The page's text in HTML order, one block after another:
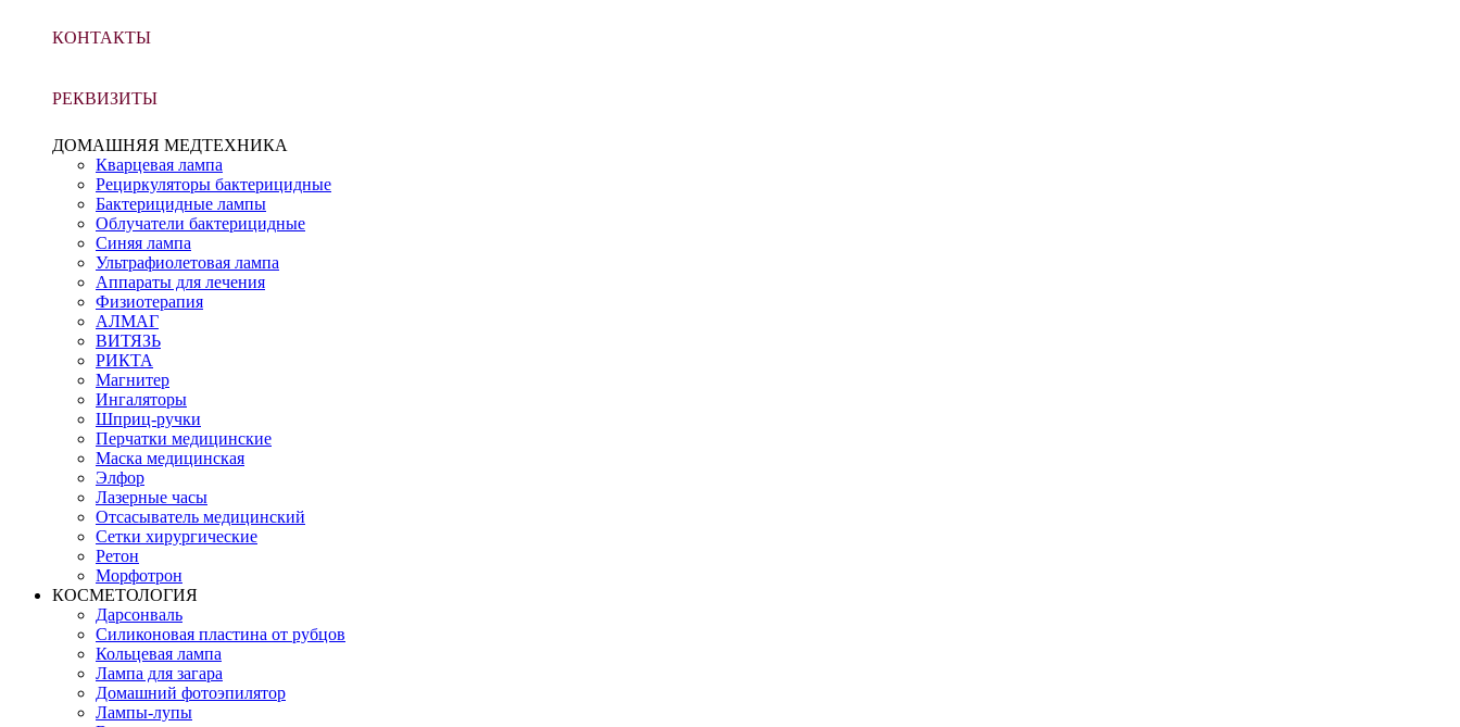
КОНТАКТЫ
РЕКВИЗИТЫ
ДОМАШНЯЯ МЕДТЕХНИКА
Кварцевая лампа
Рециркуляторы бактерицидные
Бактерицидные лампы
Облучатели бактерицидные
Синяя лампа
Ультрафиолетовая лампа
Аппараты для лечения
Физиотерапия
АЛМАГ
ВИТЯЗЬ
РИКТА
Магнитер
Ингаляторы
Шприц-ручки
Перчатки медицинские
Маска медицинская
Элфор
Лазерные часы
Отсасыватель медицинский
Сетки хирургические
Ретон
Морфотрон
КОСМЕТОЛОГИЯ
Дарсонваль
Силиконовая пластина от рубцов
Кольцевая лампа
Лампа для загара
Домашний фотоэпилятор
Лампы-лупы